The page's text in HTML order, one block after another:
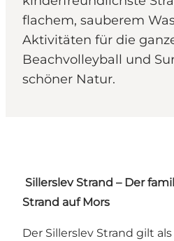
flachem, sauberem
Aktivitäten für die
Beachvolleyball und
schöner Natur.
Sillerslev Strand – Der
Strand auf Mors
Der Sillerslev Strand gilt